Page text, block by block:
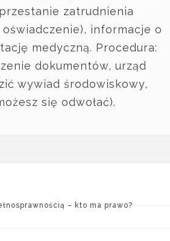
zatrudnienia
informacje o
medyczną. Procedura:
dokumentów, urząd
wywiad środowiskowy,
się odwołać).
– kto ma prawo?